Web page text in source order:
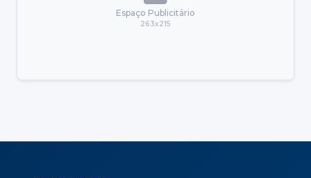
Espaço Publicitário
263x215